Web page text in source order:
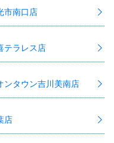
市南口店
テラレス店
ンタウン吉川美南店
店